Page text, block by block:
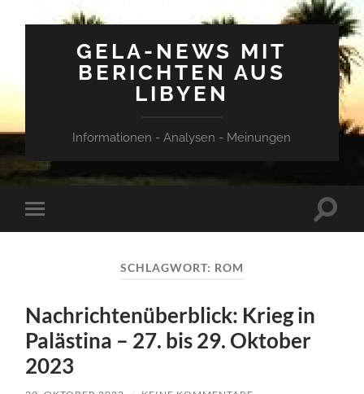
GELA-NEWS MIT
BERICHTEN AUS
LIBYEN
Informationen - Analysen - Meinungen
Mobile-
Menü
SCHLAGWORT: ROM
Nachrichtenüberblick: Krieg in
Palästina – 27. bis 29. Oktober
2023